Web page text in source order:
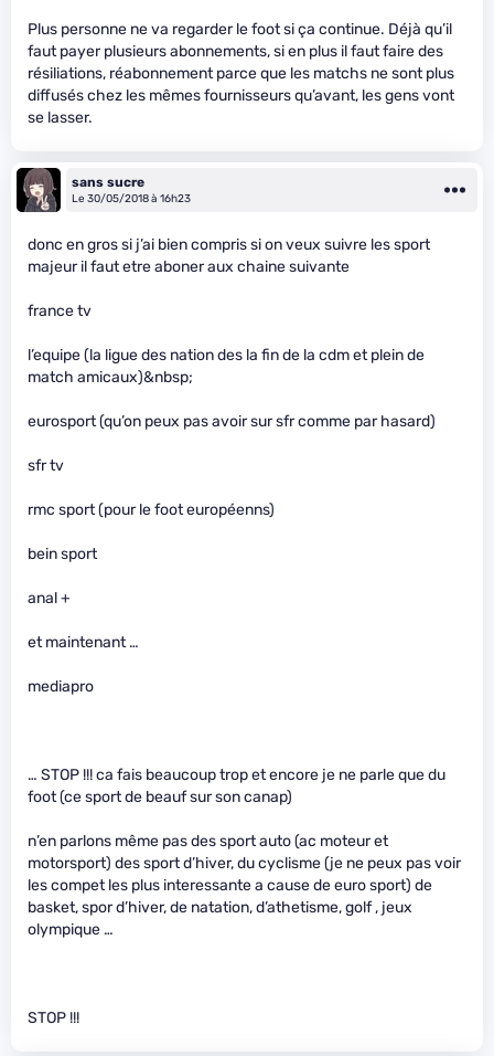
Plus personne ne va regarder le foot si ça continue. Déjà qu’il
faut payer plusieurs abonnements, si en plus il faut faire des
résiliations, réabonnement parce que les matchs ne sont plus
diffusés chez les mêmes fournisseurs qu’avant, les gens vont
se lasser.
sans sucre
Le 30/05/2018 à 16h23
donc en gros si j’ai bien compris si on veux suivre les sport
majeur il faut etre aboner aux chaine suivante
france tv
l’equipe (la ligue des nation des la fin de la cdm et plein de
match amicaux)&nbsp;
eurosport (qu’on peux pas avoir sur sfr comme par hasard)
sfr tv
rmc sport (pour le foot européenns)
bein sport
anal +
et maintenant …
mediapro
… STOP !!! ca fais beaucoup trop et encore je ne parle que du
foot (ce sport de beauf sur son canap)
n’en parlons même pas des sport auto (ac moteur et
motorsport) des sport d’hiver, du cyclisme (je ne peux pas voir
les compet les plus interessante a cause de euro sport) de
basket, spor d’hiver, de natation, d’athetisme, golf , jeux
olympique …
STOP !!!